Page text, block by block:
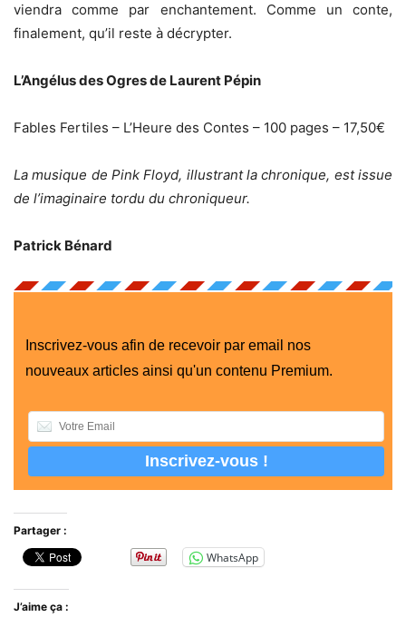
viendra comme par enchantement. Comme un conte,
finalement, qu’il reste à décrypter.
L’Angélus des Ogres de Laurent Pépin
Fables Fertiles – L’Heure des Contes – 100 pages – 17,50€
La musique de Pink Floyd, illustrant la chronique, est issue
de l’imaginaire tordu du chroniqueur.
Patrick Bénard
Inscrivez-vous afin de recevoir par email nos
nouveaux articles ainsi qu'un contenu Premium.
Partager :
WhatsApp
J’aime ça :